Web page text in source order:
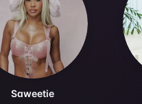
Saweetie